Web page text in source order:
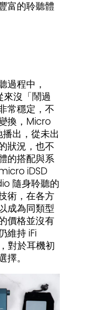
富的聆聽體
過程中，
沒「鬧過
常穩定，不
換，Micro
出，從未出
狀況，也不
的搭配與系
iDSD
隨身聆聽的
術，在各方
成為同類型
價格並沒有
維持 iFi
對於耳機初
。